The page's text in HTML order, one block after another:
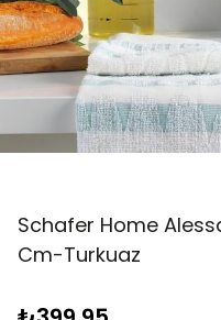
Schafer Home
Cm-Turkuaz